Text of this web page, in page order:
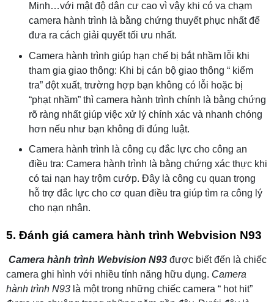
Minh…với mật độ dân cư cao vì vậy khi có va chạm
camera hành trình là bằng chứng thuyết phục nhất để
đưa ra cách giải quyết tối ưu nhất.
Camera hành trình giúp hạn chế bị bắt nhầm lỗi khi
tham gia giao thông: Khi bị cán bộ giao thông “ kiểm
tra” đột xuất, trường hợp bạn không có lỗi hoặc bị
“phạt nhầm” thì camera hành trình chính là bằng chứng
rõ ràng nhất giúp việc xử lý chính xác và nhanh chóng
hơn nếu như bạn không đi đúng luật.
Camera hành trình là công cụ đắc lực cho công an
điều tra: Camera hành trình là bằng chứng xác thực khi
có tai nạn hay trộm cướp. Đây là công cụ quan trọng
hỗ trợ đắc lực cho cơ quan điều tra giúp tìm ra công lý
cho nạn nhân.
5. Đánh giá camera hành trình Webvision N93
Camera hành trình Webvision N93 được biết đến là chiếc
camera ghi hình với nhiều tính năng hữu dụng. Camera
hành trình N93 là một trong những chiếc camera “ hot hit”